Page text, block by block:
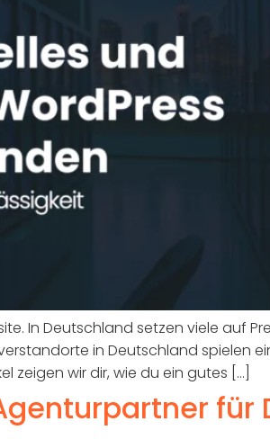
In Deutschland setzen viele auf
in Deutschland spielen
zeigen wir dir, wie du ein gutes […]
für